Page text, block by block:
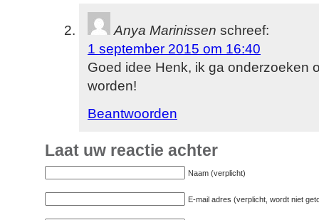
Anya Marinissen schreef:
1 september 2015 om 16:40
Goed idee Henk, ik ga onderzoeken
worden!
Beantwoorden
Laat uw reactie achter
Naam (verplicht)
E-mail adres (verplicht, wordt niet